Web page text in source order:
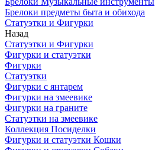
Брелоки предметы быта и обихода
Статуэтки и Фигурки
Назад
Статуэтки и Фигурки
Фигурки и статуэтки
Фигурки
Статуэтки
Фигурки с янтарем
Фигурки на змеевике
Фигурки на граните
Статуэтки на змеевике
Коллекция Посиделки
Фигурки и статуэтки Кошки